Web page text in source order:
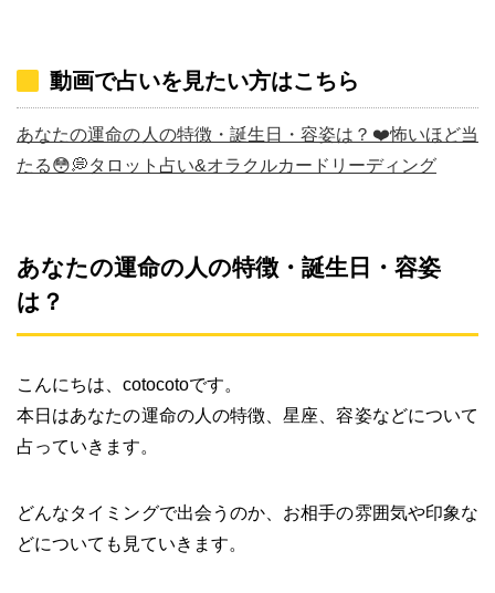
動画で占いを見たい方はこちら
あなたの運命の人の特徴・誕生日・容姿は？❤️怖いほど当
たる😳💭タロット占い&オラクルカードリーディング
あなたの運命の人の特徴・誕生日・容姿
は？
こんにちは、cotocotoです。
本日はあなたの運命の人の特徴、星座、容姿などについて
占っていきます。
どんなタイミングで出会うのか、お相手の雰囲気や印象な
どについても見ていきます。